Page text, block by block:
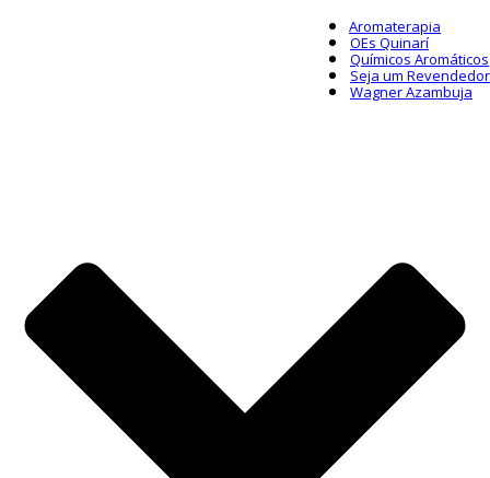
Aromaterapia
OEs Quinarí
Químicos Aromáticos
Seja um Revendedor
Wagner Azambuja